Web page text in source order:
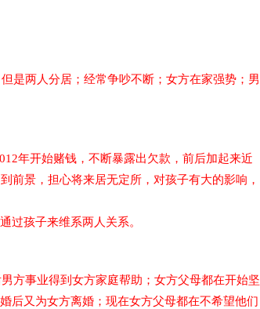
是两人分居；经常争吵不断；女方在家强势；男
年开始赌钱，不断暴露出欠款，前后加起来近
前景，担心将来居无定所，对孩子有大的影响，
过孩子来维系两人关系。
方事业得到女方家庭帮助；女方父母都在开始坚
后又为女方离婚；现在女方父母都在不希望他们